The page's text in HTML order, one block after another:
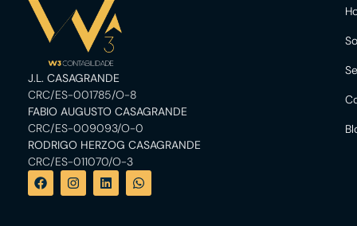
J.L. CASAGRANDE
CRC/ES-001785/O-8
FABIO AUGUSTO CASAGRANDE
CRC/ES-009093/O-0
RODRIGO HERZOG CASAGRANDE
CRC/ES-011070/O-3